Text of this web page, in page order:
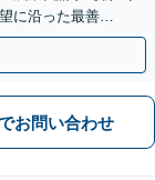
に沿った最善の
お問い合わせ